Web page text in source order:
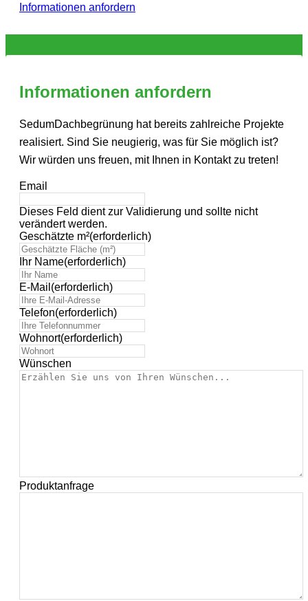
Informationen anfordern
Informationen anfordern
SedumDachbegrünung hat bereits zahlreiche Projekte
realisiert. Sind Sie neugierig, was für Sie möglich ist?
Wir würden uns freuen, mit Ihnen in Kontakt zu treten!
Email
Dieses Feld dient zur Validierung und sollte nicht
verändert werden.
Geschätzte m²(erforderlich)
Ihr Name(erforderlich)
E-Mail (erforderlich)
Telefon(erforderlich)
Wohnort(erforderlich)
Wünschen
Produktanfrage